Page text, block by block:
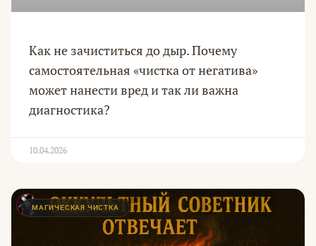
Как не зачиститься до дыр. Почему
самостоятельная «чистка от негатива»
может нанести вред и так ли важна
диагностика?
10.04.2026
МАГИЧЕСКАЯ ЧИСТКА